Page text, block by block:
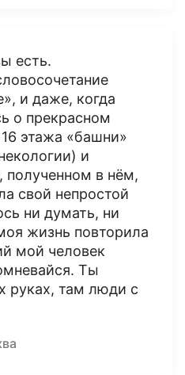
есть.
и даже, когда
о прекрасном
этажа «башни»
и
в нём,
свой непростой
ни думать, ни
жизнь повторила
мой человек
Ты
руках, там люди с